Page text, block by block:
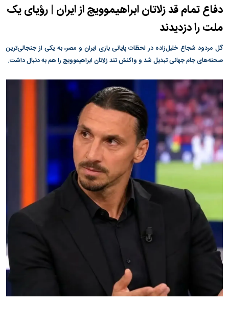
دفاع تمام قد زلاتان ابراهیموویچ از ایران | رؤیای یک
ملت را دزدیدند
گل مردود شجاع خلیل‌زاده در لحظات پایانی بازی ایران و مصر، به یکی از جنجالی‌ترین
صحنه‌های جام جهانی تبدیل شد و واکنش تند زلاتان ابراهیموویچ را هم به دنبال داشت.